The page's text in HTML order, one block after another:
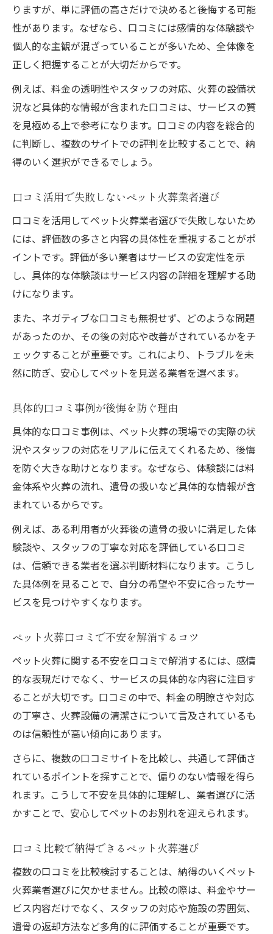
りますが、単に評価の高さだけで決めると後悔する可能
性があります。なぜなら、口コミには感情的な体験談や
個人的な主観が混ざっていることが多いため、全体像を
正しく把握することが大切だからです。
例えば、料金の透明性やスタッフの対応、火葬の設備状
況など具体的な情報が含まれた口コミは、サービスの質
を見極める上で参考になります。口コミの内容を総合的
に判断し、複数のサイトでの評判を比較することで、納
得のいく選択ができるでしょう。
口コミ活用で失敗しないペット火葬業者選び
口コミを活用してペット火葬業者選びで失敗しないため
には、評価数の多さと内容の具体性を重視することがポ
イントです。評価が多い業者はサービスの安定性を示
し、具体的な体験談はサービス内容の詳細を理解する助
けになります。
また、ネガティブな口コミも無視せず、どのような問題
があったのか、その後の対応や改善がされているかをチ
ェックすることが重要です。これにより、トラブルを未
然に防ぎ、安心してペットを見送る業者を選べます。
具体的口コミ事例が後悔を防ぐ理由
具体的な口コミ事例は、ペット火葬の現場での実際の状
況やスタッフの対応をリアルに伝えてくれるため、後悔
を防ぐ大きな助けとなります。なぜなら、体験談には料
金体系や火葬の流れ、遺骨の扱いなど具体的な情報が含
まれているからです。
例えば、ある利用者が火葬後の遺骨の扱いに満足した体
験談や、スタッフの丁寧な対応を評価している口コミ
は、信頼できる業者を選ぶ判断材料になります。こうし
た具体例を見ることで、自分の希望や不安に合ったサー
ビスを見つけやすくなります。
ペット火葬口コミで不安を解消するコツ
ペット火葬に関する不安を口コミで解消するには、感情
的な表現だけでなく、サービスの具体的な内容に注目す
ることが大切です。口コミの中で、料金の明瞭さや対応
の丁寧さ、火葬設備の清潔さについて言及されているも
のは信頼性が高い傾向にあります。
さらに、複数の口コミサイトを比較し、共通して評価さ
れているポイントを探すことで、偏りのない情報を得ら
れます。こうして不安を具体的に理解し、業者選びに活
かすことで、安心してペットのお別れを迎えられます。
口コミ比較で納得できるペット火葬選び
複数の口コミを比較検討することは、納得のいくペット
火葬業者選びに欠かせません。比較の際は、料金やサー
ビス内容だけでなく、スタッフの対応や施設の雰囲気、
遺骨の返却方法など多角的に評価することが重要です。